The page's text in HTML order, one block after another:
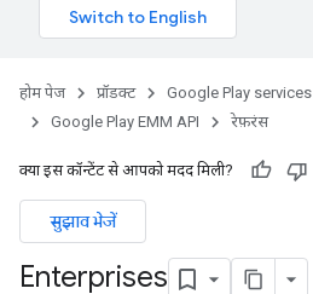
होम पेज प्रॉडक्ट Google Play services
Google Play EMM API
रेफ़रंस
क्या इस कॉन्टेंट से आपको मदद मिली?
सुझाव भेजें
Enterprises